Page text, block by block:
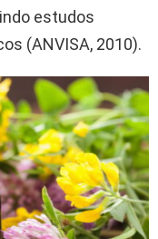
estudos
(ANVISA, 2010).